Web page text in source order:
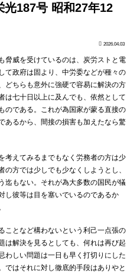
187号 昭和27年12
2026.04.03
威を受けているのは、炭労ストと電
て政府は固より、中労委などが種々の
どちらも意外に強硬で容易に解決の方
は七十日以上に及んでも、依然として
のである。これが為国家が蒙る直接の
あるから、間接の損害も加えたなら驚
えてみるまでもなく労務者の方は少
方では少しでも少なくしようとし、
迄もない。それが為大多数の国民が犠
し彼等は目を塞いでいるのであるか
となど構わないという利己一点張の
は解決を見るとしても、何れは再び起
わしい問題は一日も早く打切りにした
ではそれに対し徹底的手段はありやと